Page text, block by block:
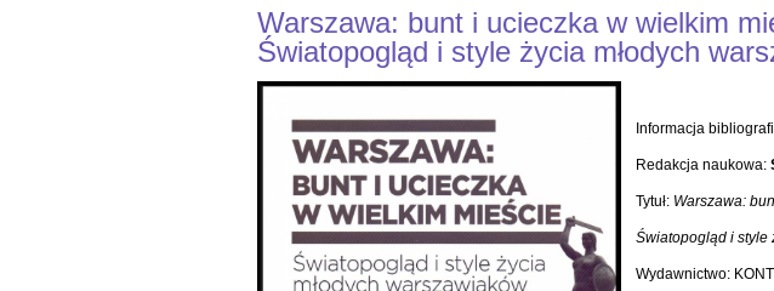
Warszawa: bunt i ucieczka w wielkim
Światopogląd i style życia młodych
Informacja
Redakcja naukowa:
Tytuł: Warszawa:
Światopogląd i style
Wydawnictwo: